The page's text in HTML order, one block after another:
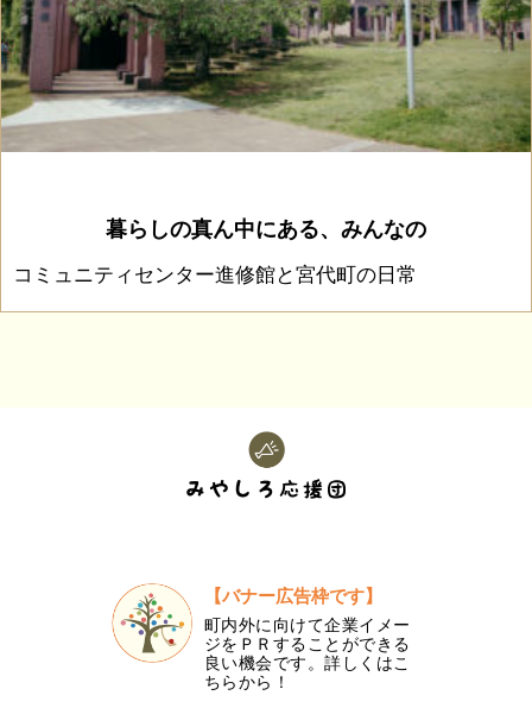
暮らしの真ん中にある、みんなの
コミュニティセンター進修館と宮代町の日常
【バナー広告枠です】
町内外に向けて企業イメー
ジをＰＲすることができる
良い機会です。詳しくはこ
ちらから！